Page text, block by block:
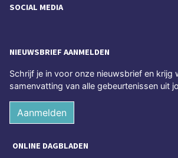
SOCIAL MEDIA
NIEUWSBRIEF AANMELDEN
Schrijf je in voor onze nieuwsbrief en krijg
samenvatting van alle gebeurtenissen uit
Aanmelden
ONLINE DAGBLADEN